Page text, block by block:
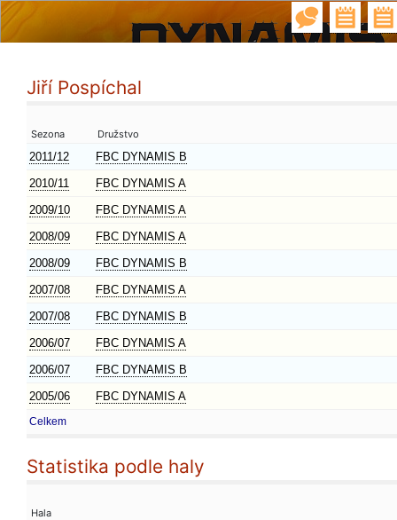
Jiří Pospíchal
Sezona Družstvo
2011/12
FBC DYNAMIS B
2010/11
FBC DYNAMIS A
2009/10
FBC DYNAMIS A
2008/09
FBC DYNAMIS A
2008/09
FBC DYNAMIS B
2007/08
FBC DYNAMIS A
2007/08
FBC DYNAMIS B
2006/07
FBC DYNAMIS A
2006/07
FBC DYNAMIS B
2005/06
FBC DYNAMIS A
Celkem
Statistika podle haly
Hala